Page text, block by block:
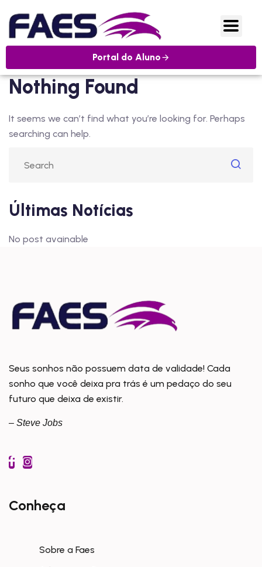
Portal do Aluno
Nothing Found
It seems we can’t find what you’re looking for. Perhaps
searching can help.
Últimas Notícias
No post avainable
Seus sonhos não possuem data de validade! Cada
sonho que você deixa pra trás é um pedaço do seu
futuro que deixa de existir.
– Steve Jobs
Conheça
Sobre a Faes